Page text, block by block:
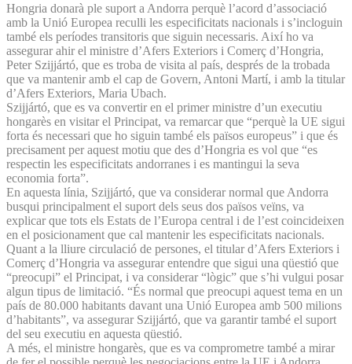
Hongria donarà ple suport a Andorra perquè l’acord d’associació
amb la Unió Europea reculli les especificitats nacionals i s’incloguin
també els períodes transitoris que siguin necessaris. Així ho va
assegurar ahir el ministre d’Afers Exteriors i Comerç d’Hongria,
Peter Szijjártó, que es troba de visita al país, després de la trobada
que va mantenir amb el cap de Govern, Antoni Martí, i amb la titular
d’Afers Exteriors, Maria Ubach.
Szijjártó, que es va convertir en el primer ministre d’un executiu
hongarès en visitar el Principat, va remarcar que “perquè la UE sigui
forta és necessari que ho siguin també els països europeus” i que és
precisament per aquest motiu que des d’Hongria es vol que “es
respectin les especificitats andorranes i es mantingui la seva
economia forta”.
En aquesta línia, Szijjártó, que va considerar normal que Andorra
busqui principalment el suport dels seus dos països veïns, va
explicar que tots els Estats de l’Europa central i de l’est coincideixen
en el posicionament que cal mantenir les especificitats nacionals.
Quant a la lliure circulació de persones, el titular d’Afers Exteriors i
Comerç d’Hongria va assegurar entendre que sigui una qüestió que
“preocupi” el Principat, i va considerar “lògic” que s’hi vulgui posar
algun tipus de limitació. “És normal que preocupi aquest tema en un
país de 80.000 habitants davant una Unió Europea amb 500 milions
d’habitants”, va assegurar Szijjártó, que va garantir també el suport
del seu executiu en aquesta qüestió.
A més, el ministre hongarès, que es va comprometre també a mirar